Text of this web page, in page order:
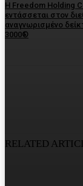
Η Freedom Holding
εντάσσεται στον
αναγνωρισμένο
3000®
RELATED